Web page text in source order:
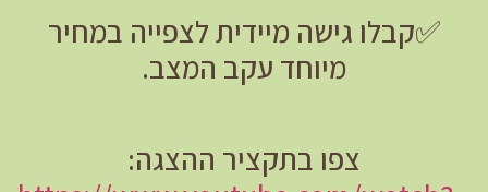
✅קבלו גישה מיידית לצפייה במחיר
מיוחד עקב המצב.
צפו בתקציר ההצגה: